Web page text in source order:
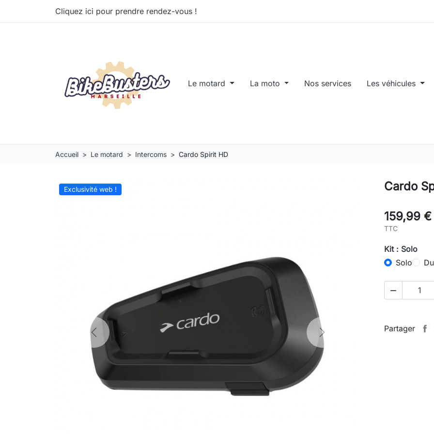
Cliquez ici pour prendre rendez-vous !
Le motard La moto Nos services Les véhicules
Accueil Le motard Intercoms Cardo Spirit HD
Exclusivité web !
Previous Next
Cardo
159,99 €
TTC
Kit : Solo
Solo

Partager